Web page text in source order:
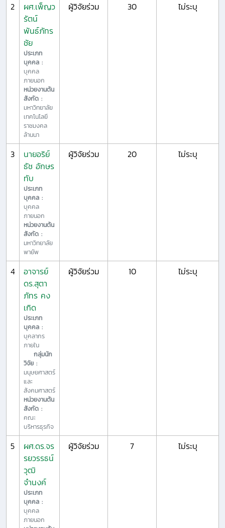
2
ผศ.เพ็ญว
รัตน์
พันธ์ภัทร
ชัย
ประเภท
บุคคล :
บุคคล
ภายนอก
หน่วยงานต้น
สังกัด :
มหาวิทยาลัย
เทคโนโลยี
ราชมงคล
ล้านนา
ผู้วิจัยร่วม 30 ไม่ระบุ
3
นายอริย์
ธัช อักษร
ทับ
ประเภท
บุคคล :
บุคคล
ภายนอก
หน่วยงานต้น
สังกัด :
มหาวิทยาลัย
พายัพ
ผู้วิจัยร่วม 20 ไม่ระบุ
4
อาจารย์
ดร.สุตา
ภัทร คง
เกิด
ประเภท
บุคคล :
บุคลากร
ภายใน
กลุ่มนัก
วิจัย :
มนุษยศาสตร์
และ
สังคมศาสตร์
หน่วยงานต้น
สังกัด :
คณะ
บริหารธุรกิจ
ผู้วิจัยร่วม 10 ไม่ระบุ
5
ผศ.ดร.จร
รยวรรธน์
วุฒิ
จำนงค์
ประเภท
บุคคล :
บุคคล
ภายนอก
ผู้วิจัยร่วม 7 ไม่ระบุ